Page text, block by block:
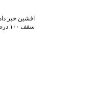
افشین خبر
سقف ۱۰۰ درصد فروش دانش‌بنیان‌ها